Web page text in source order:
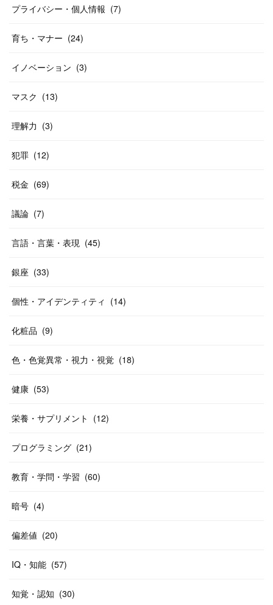
プライバシー・個人情報 (7)
育ち・マナー (24)
イノベーション (3)
マスク (13)
理解力 (3)
犯罪 (12)
税金 (69)
議論 (7)
言語・言葉・表現 (45)
銀座 (33)
個性・アイデンティティ (14)
化粧品 (9)
色・色覚異常・視力・視覚 (18)
健康 (53)
栄養・サプリメント (12)
プログラミング (21)
教育・学問・学習 (60)
暗号 (4)
偏差値 (20)
IQ・知能 (57)
知覚・認知 (30)